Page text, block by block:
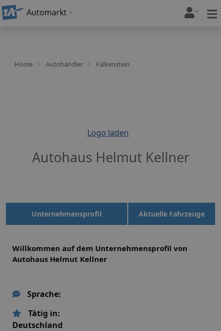
Automarkt
Home Autohändler Falkenstein
Logo laden
Autohaus Helmut Kellner
Unternehmensprofil Aktuelle Fahrzeuge
Willkommen auf dem Unternehmensprofil von
Autohaus Helmut Kellner
Sprache:
Tätig in:
Deutschland